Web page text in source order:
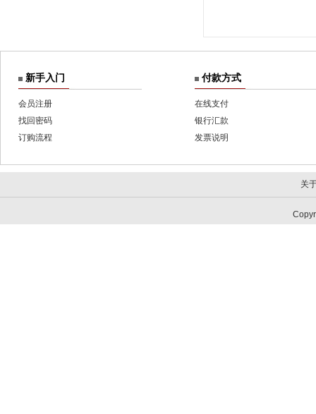
新手入门
会员注册
找回密码
订购流程
付款方式
在线支付
银行汇款
发票说明
关